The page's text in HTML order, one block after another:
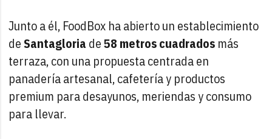
Junto a él, FoodBox ha abierto un establecimiento
deSantagloria de58 metros cuadrados más
terraza, con una propuesta centrada en
panadería artesanal, cafetería y productos
premium para desayunos, meriendas y consumo
para llevar.